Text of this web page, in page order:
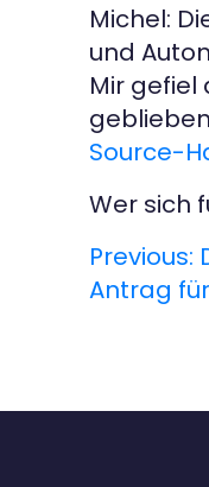
Michel:
und
Mir gefiel
Source-
Wer sich
B
t
Previous:
Antrag